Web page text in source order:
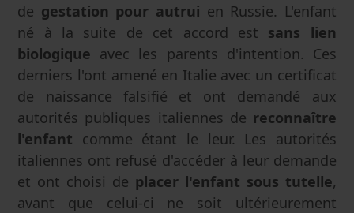
de gestation pour autrui en Russie. L'enfant
né à la suite de cet accord est sans lien
biologique avec les parents d'intention. Ces
derniers l'ont amené en Italie avec un certificat
de naissance falsifié et ont demandé aux
autorités publiques italiennes de reconnaître
l'enfant comme étant le leur. Les autorités
italiennes ont refusé d'accéder à leur demande
et ont choisi de placer l'enfant sous tutelle,
avant que celui-ci ne soit ultérieurement